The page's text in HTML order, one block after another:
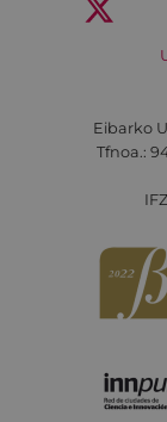
Eibarko
Tfnoa.: